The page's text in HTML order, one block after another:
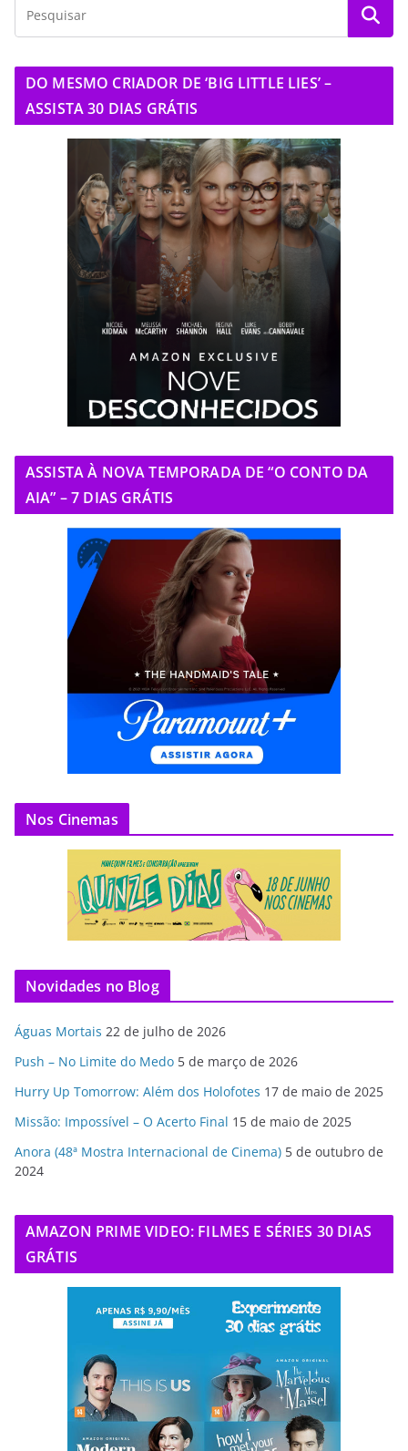
DO MESMO CRIADOR DE ‘BIG LITTLE LIES’ –
ASSISTA 30 DIAS GRÁTIS
ASSISTA À NOVA TEMPORADA DE “O CONTO DA
AIA” – 7 DIAS GRÁTIS
Nos Cinemas
Novidades no Blog
Águas Mortais 22 de julho de 2026
Push – No Limite do Medo 5 de março de 2026
Hurry Up Tomorrow: Além dos Holofotes 17 de maio de 2025
Missão: Impossível – O Acerto Final 15 de maio de 2025
Anora (48ª Mostra Internacional de Cinema) 5 de outubro de
2024
AMAZON PRIME VIDEO: FILMES E SÉRIES 30 DIAS
GRÁTIS